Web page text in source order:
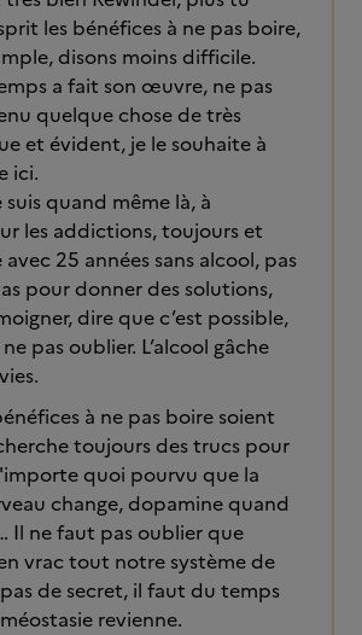
les bénéfices à ne pas boire,
disons moins difficile.
a fait son œuvre, ne pas
quelque chose de très
et évident, je le souhaite à
ici.
quand même là, à
les addictions, toujours et
25 années sans alcool, pas
pour donner des solutions,
dire que c’est possible,
pas oublier. L’alcool gâche
à ne pas boire soient
toujours des trucs pour
quoi pourvu que la
change, dopamine quand
Il ne faut pas oublier que
vrac tout notre système de
de secret, il faut du temps
revienne.